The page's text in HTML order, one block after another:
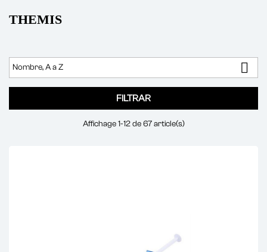
THEMIS
Nombre, A a Z 
FILTRAR
Affichage 1-12 de 67 article(s)